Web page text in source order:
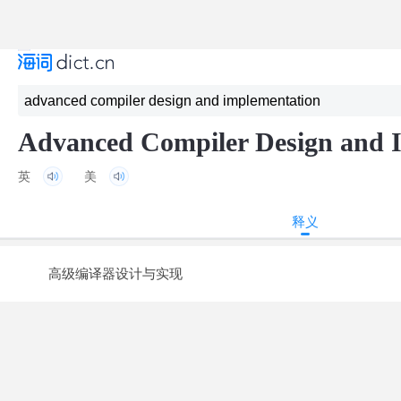
Advanced Compiler Design and
英 美
释义
高级编译器设计与实现